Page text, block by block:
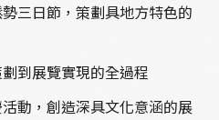
三日節，策劃具地方特色的
到展覽實現的全過程
動，創造深具文化意涵的展